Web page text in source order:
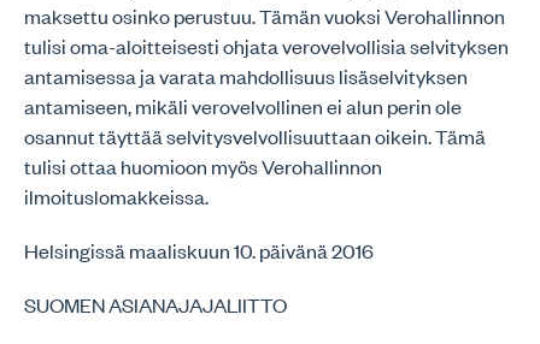
maksettu osinko perustuu. Tämän vuoksi Verohallinnon
tulisi oma-aloitteisesti ohjata verovelvollisia selvityksen
antamisessa ja varata mahdollisuus lisäselvityksen
antamiseen, mikäli verovelvollinen ei alun perin ole
osannut täyttää selvitysvelvollisuuttaan oikein. Tämä
tulisi ottaa huomioon myös Verohallinnon
ilmoituslomakkeissa.
Helsingissä maaliskuun 10. päivänä 2016
SUOMEN ASIANAJAJALIITTO